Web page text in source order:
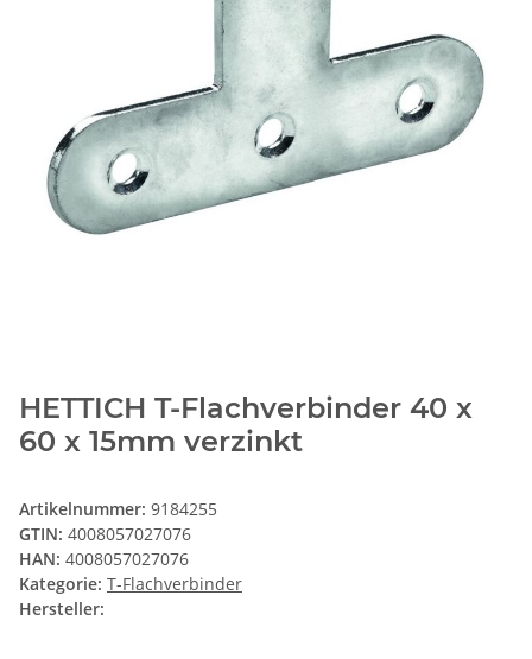
HETTICH T-Flachverbinder 40 x
60 x 15mm verzinkt
Artikelnummer: 9184255
GTIN: 4008057027076
HAN: 4008057027076
Kategorie: T-Flachverbinder
Hersteller: